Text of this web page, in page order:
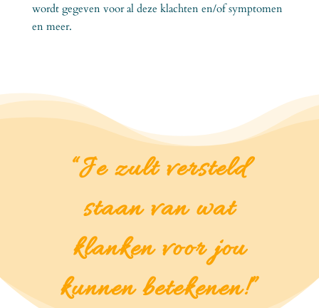
wordt gegeven voor al deze klachten en/of symptomen
en meer.
“Je zult versteld
staan van wat
klanken voor jou
kunnen betekenen!”